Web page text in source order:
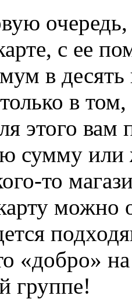
с ее
в десять
в
этого вам
сумму или
то
можно
«добро»
группе!